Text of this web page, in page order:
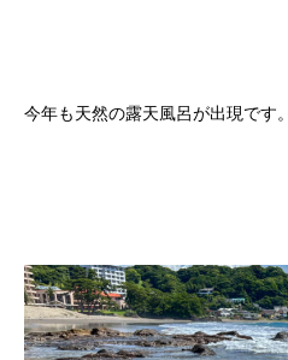
今年も天然の露天風呂が出現です。